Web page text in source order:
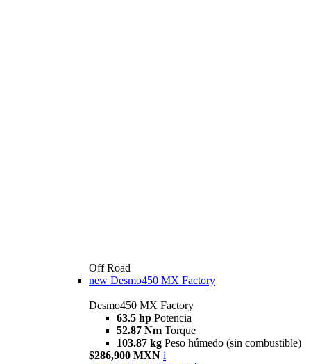
Off Road
new Desmo450 MX Factory
Desmo450 MX Factory
63.5 hp Potencia
52.87 Nm Torque
103.87 kg Peso húmedo (sin combustible)
$286,900 MXN i